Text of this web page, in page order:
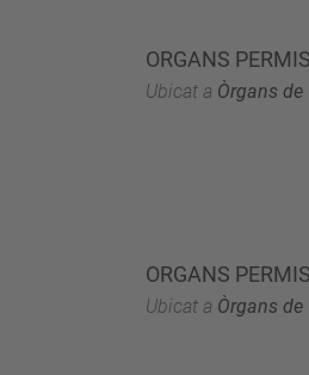
ORGANS
Ubicat a Òrgans de
ORGANS
Ubicat a Òrgans de